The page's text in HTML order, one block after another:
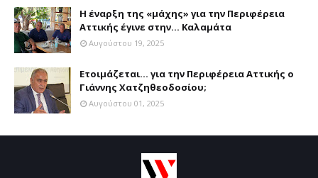
Η έναρξη της «μάχης» για την Περιφέρεια
Αττικής έγινε στην... Καλαμάτα
Αυγούστου 19, 2025
Ετοιμάζεται... για την Περιφέρεια Αττικής ο
Γιάννης Χατζηθεοδοσίου;
Αυγούστου 01, 2025